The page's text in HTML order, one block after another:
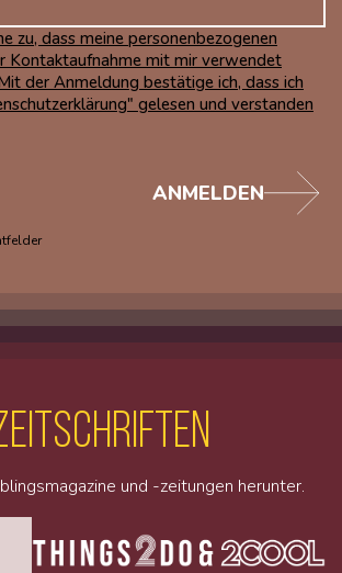
zu, dass meine personenbezogenen
Kontaktaufnahme mit mir verwendet
der Anmeldung bestätige ich, dass ich
gelesen und verstanden
ANMELDEN
und -zeitungen herunter.